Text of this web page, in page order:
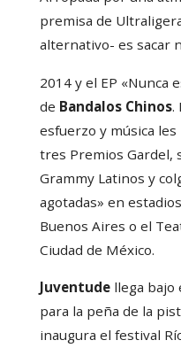
premisa de
alternativo- es sacar
2014 y el EP «Nunca
de Bandalos Chinos.
esfuerzo y música
tres Premios Gardel,
Grammy Latinos y
agotadas» en
Buenos Aires o el
Ciudad de México.
Juventudellega bajo
para la peña de la
inaugura el festival